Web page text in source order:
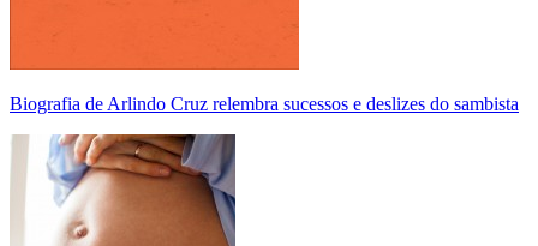
Biografia de Arlindo Cruz relembra sucessos e deslizes do sambista